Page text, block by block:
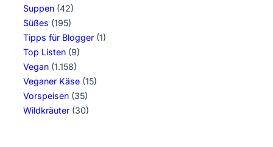
Suppen (42)
Süßes (195)
Tipps für Blogger (1)
Top Listen (9)
Vegan (1.158)
Veganer Käse (15)
Vorspeisen (35)
Wildkräuter (30)